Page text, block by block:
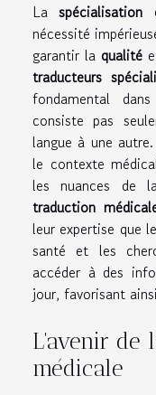
La
nécessité
garantir la qualité
traducteurs
fondamental
consiste pas
langue à une
le contexte
les nuances de
traduction
leur expertise que
santé et les
accéder à des
jour, favorisant
L'avenir de
médicale